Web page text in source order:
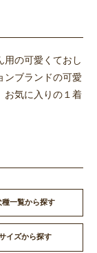
用の可愛くておし
ンブランドの可愛
お気に入りの１着
種一覧から探す
イズから探す